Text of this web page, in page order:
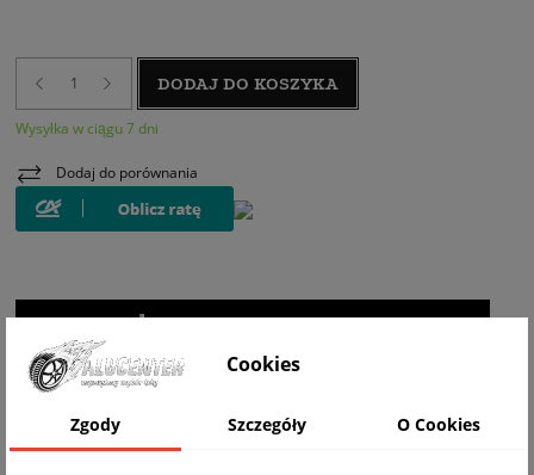
DODAJ DO KOSZYKA
Wysyłka w ciągu 7 dni
Dodaj do porównania
Cookies
Zgody Szczegóły O Cookies